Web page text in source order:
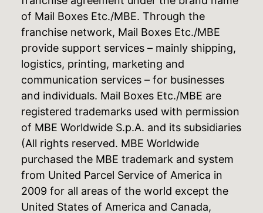
of Mail Boxes Etc./MBE. Through the
franchise network, Mail Boxes Etc./MBE
provide support services – mainly shipping,
logistics, printing, marketing and
communication services – for businesses
and individuals. Mail Boxes Etc./MBE are
registered trademarks used with permission
of MBE Worldwide S.p.A. and its subsidiaries
(All rights reserved. MBE Worldwide
purchased the MBE trademark and system
from United Parcel Service of America in
2009 for all areas of the world except the
United States of America and Canada,